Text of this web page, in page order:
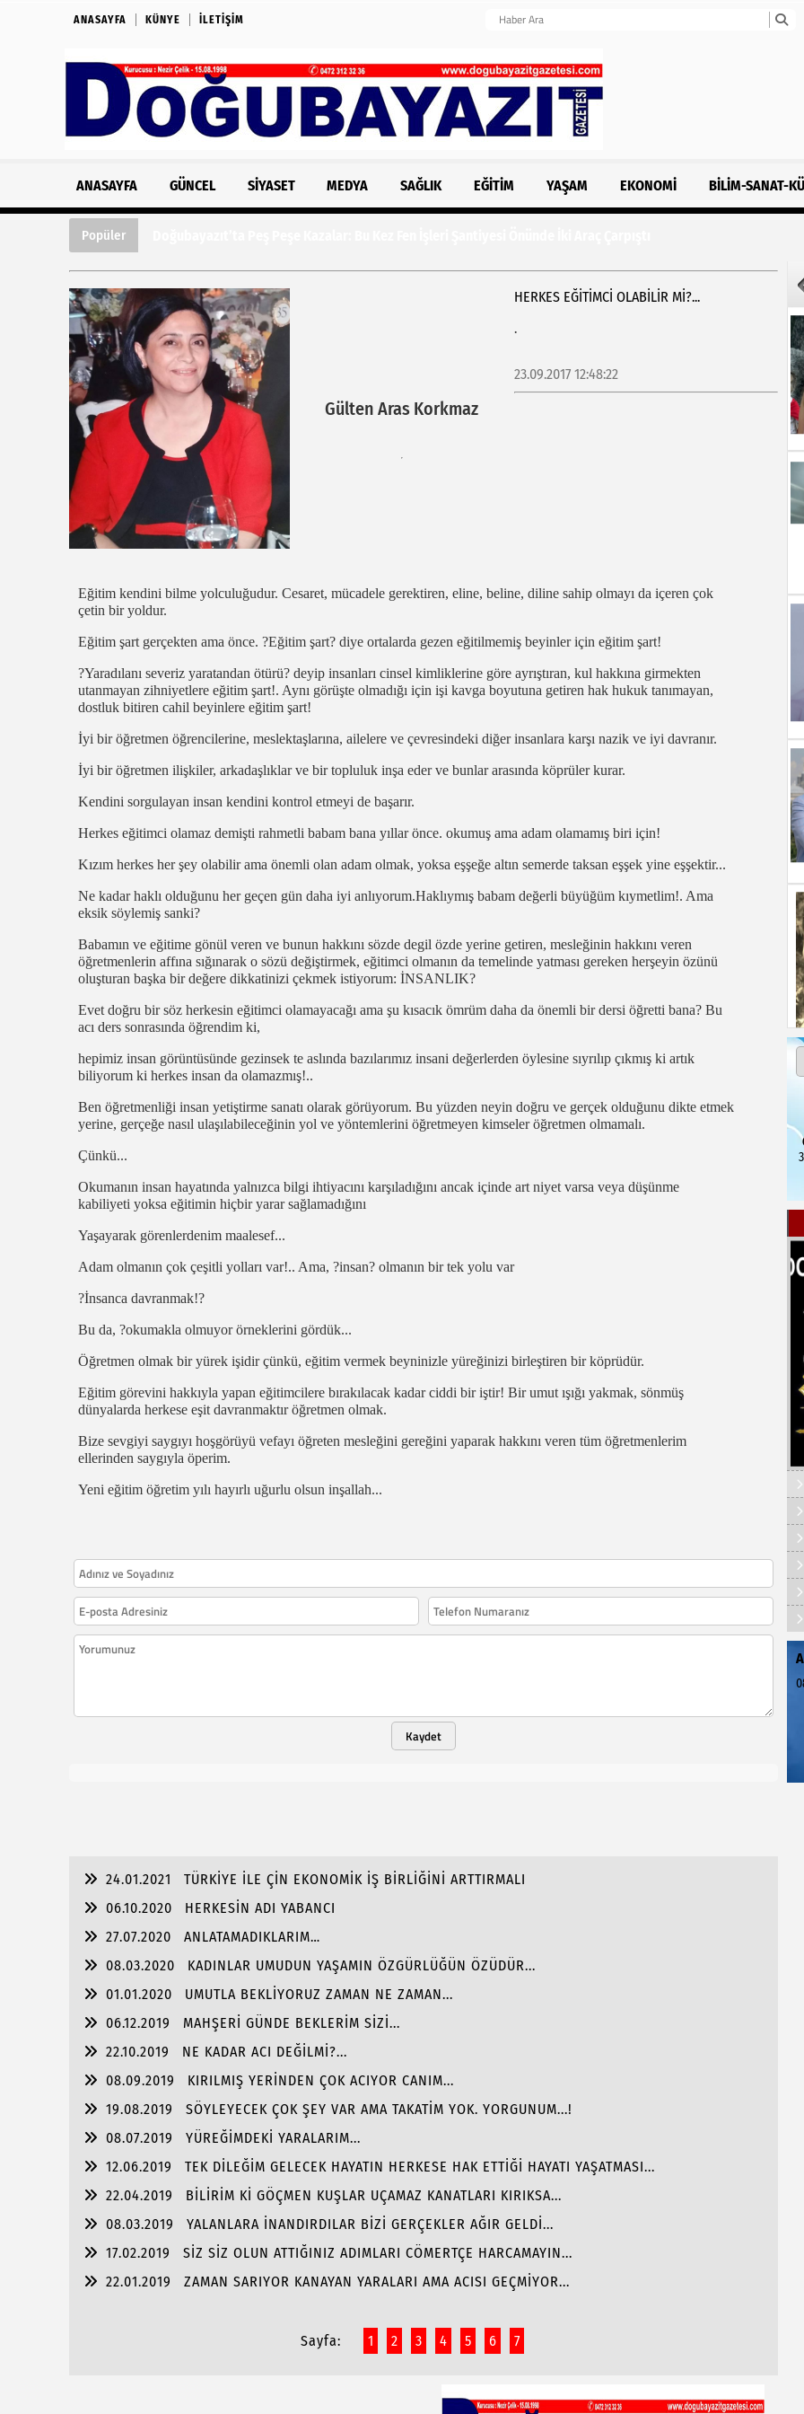
ANASAYFA KÜNYE İLETIŞIM
ANASAYFA GÜNCEL SIYASET MEDYA SAĞLIK EĞITIM YAŞAM EKONOMI BILIM-SANAT-
Popüler
Gülten Aras Korkmaz
HERKES EĞİTİMCİ OLABİLİR Mİ?...
.
23.09.2017 12:48:22
Eğitim kendini bilme yolculuğudur. Cesaret, mücadele gerektiren, eline, beline, diline sahip olmayı da içeren çok
çetin bir yoldur.
Eğitim şart gerçekten ama önce. ?Eğitim şart? diye ortalarda gezen eğitilmemiş beyinler için eğitim şart!
?Yaradılanı severiz yaratandan ötürü? deyip insanları cinsel kimliklerine göre ayrıştıran, kul hakkına girmekten
utanmayan zihniyetlere eğitim şart!. Aynı görüşte olmadığı için işi kavga boyutuna getiren hak hukuk tanımayan,
dostluk bitiren cahil beyinlere eğitim şart!
İyi bir öğretmen öğrencilerine, meslektaşlarına, ailelere ve çevresindeki diğer insanlara karşı nazik ve iyi davranır.
İyi bir öğretmen ilişkiler, arkadaşlıklar ve bir topluluk inşa eder ve bunlar arasında köprüler kurar.
Kendini sorgulayan insan kendini kontrol etmeyi de başarır.
Herkes eğitimci olamaz demişti rahmetli babam bana yıllar önce. okumuş ama adam olamamış biri için!
Kızım herkes her şey olabilir ama önemli olan adam olmak, yoksa eşşeğe altın semerde taksan eşşek yine eşşektir...
Ne kadar haklı olduğunu her geçen gün daha iyi anlıyorum.Haklıymış babam değerli büyüğüm kıymetlim!. Ama
eksik söylemiş sanki?
Babamın ve eğitime gönül veren ve bunun hakkını sözde degil özde yerine getiren, mesleğinin hakkını veren
öğretmenlerin affına sığınarak o sözü değiştirmek, eğitimci olmanın da temelinde yatması gereken herşeyin özünü
oluşturan başka bir değere dikkatinizi çekmek istiyorum: İNSANLIK?
Evet doğru bir söz herkesin eğitimci olamayacağı ama şu kısacık ömrüm daha da önemli bir dersi öğretti bana? Bu
acı ders sonrasında öğrendim ki,
hepimiz insan görüntüsünde gezinsek te aslında bazılarımız insani değerlerden öylesine sıyrılıp çıkmış ki artık
biliyorum ki herkes insan da olamazmış!..
Ben öğretmenliği insan yetiştirme sanatı olarak görüyorum. Bu yüzden neyin doğru ve gerçek olduğunu dikte etmek
yerine, gerçeğe nasıl ulaşılabileceğinin yol ve yöntemlerini öğretmeyen kimseler öğretmen olmamalı.
Çünkü...
Okumanın insan hayatında yalnızca bilgi ihtiyacını karşıladığını ancak içinde art niyet varsa veya düşünme
kabiliyeti yoksa eğitimin hiçbir yarar sağlamadığını
Yaşayarak görenlerdenim maalesef...
Adam olmanın çok çeşitli yolları var!.. Ama, ?insan? olmanın bir tek yolu var
?İnsanca davranmak!?
Bu da, ?okumakla olmuyor örneklerini gördük...
Öğretmen olmak bir yürek işidir çünkü, eğitim vermek beyninizle yüreğinizi birleştiren bir köprüdür.
Eğitim görevini hakkıyla yapan eğitimcilere bırakılacak kadar ciddi bir iştir! Bir umut ışığı yakmak, sönmüş
dünyalarda herkese eşit davranmaktır öğretmen olmak.
Bize sevgiyi saygıyı hoşgörüyü vefayı öğreten mesleğini gereğini yaparak hakkını veren tüm öğretmenlerim
ellerinden saygıyla öperim.
Yeni eğitim öğretim yılı hayırlı uğurlu olsun inşallah...
Kaydet
24.01.2021
TÜRKİYE İLE ÇİN EKONOMİK İŞ BİRLİĞİNİ ARTTIRMALI
06.10.2020
HERKESİN ADI YABANCI
27.07.2020
ANLATAMADIKLARIM…
08.03.2020
KADINLAR UMUDUN YAŞAMIN ÖZGÜRLÜĞÜN ÖZÜDÜR...
01.01.2020
UMUTLA BEKLİYORUZ ZAMAN NE ZAMAN...
06.12.2019
MAHŞERİ GÜNDE BEKLERİM SİZİ...
22.10.2019
NE KADAR ACI DEĞİLMİ?...
08.09.2019
KIRILMIŞ YERİNDEN ÇOK ACIYOR CANIM...
19.08.2019
SÖYLEYECEK ÇOK ŞEY VAR AMA TAKATİM YOK. YORGUNUM...!
08.07.2019
YÜREĞİMDEKİ YARALARIM...
12.06.2019
TEK DİLEĞİM GELECEK HAYATIN HERKESE HAK ETTİĞİ HAYATI YAŞATMASI...
22.04.2019
BİLİRİM Kİ GÖÇMEN KUŞLAR UÇAMAZ KANATLARI KIRIKSA...
08.03.2019
YALANLARA İNANDIRDILAR BİZİ GERÇEKLER AĞIR GELDİ...
17.02.2019
SİZ SİZ OLUN ATTIĞINIZ ADIMLARI CÖMERTÇE HARCAMAYIN...
22.01.2019
ZAMAN SARIYOR KANAYAN YARALARI AMA ACISI GEÇMİYOR...
Sayfa: 1 2 3 4 5 6 7